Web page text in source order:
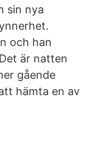
sin nya
och han
är natten
gående
hämta en av